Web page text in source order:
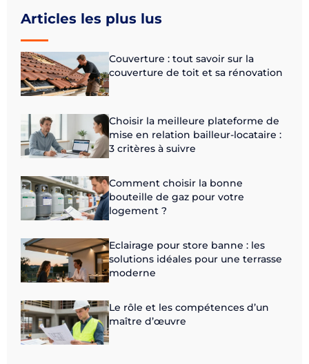
Articles les plus lus
Couverture : tout savoir sur la
couverture de toit et sa rénovation
Choisir la meilleure plateforme de
mise en relation bailleur-locataire :
3 critères à suivre
Comment choisir la bonne
bouteille de gaz pour votre
logement ?
Eclairage pour store banne : les
solutions idéales pour une terrasse
moderne
Le rôle et les compétences d’un
maître d’œuvre